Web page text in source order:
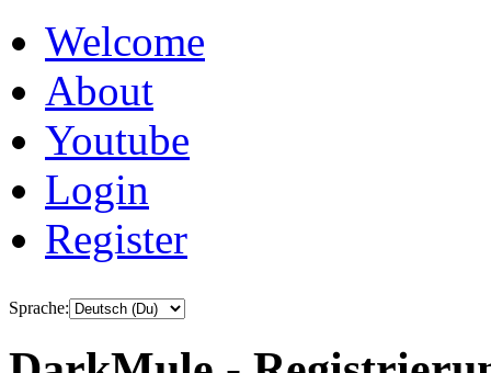
Welcome
About
Youtube
Login
Register
Sprache: